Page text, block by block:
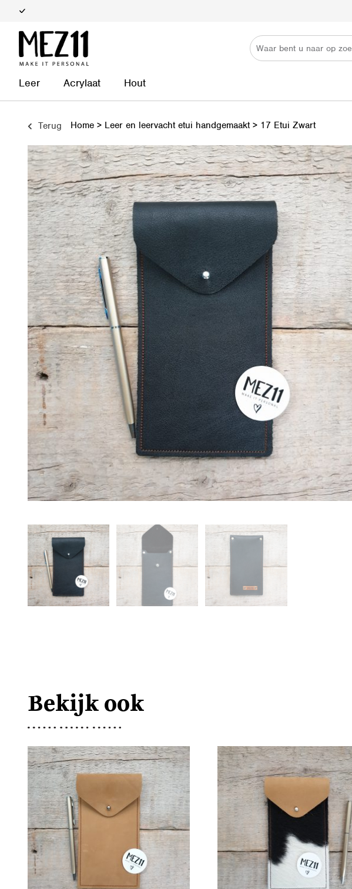
Leer Acrylaat Hout
Terug Home > Leer en leervacht etui handgemaakt> 17 Etui Zwart
Bekijk ook